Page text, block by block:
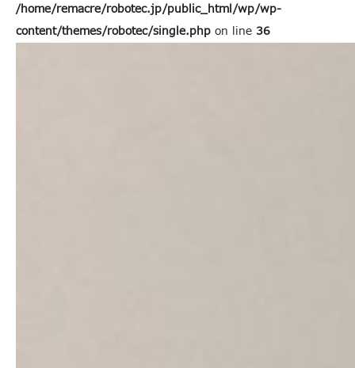
/home/remacre/robotec.jp/public_html/wp/wp-
content/themes/robotec/single.php on line 36